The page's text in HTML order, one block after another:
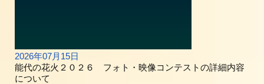
2026年07月15日
能代の花火２０２６ フォト・映像コンテストの詳細内容
について